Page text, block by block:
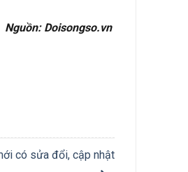
Nguồn: Doisongso.vn
có sửa đổi, cập nhật